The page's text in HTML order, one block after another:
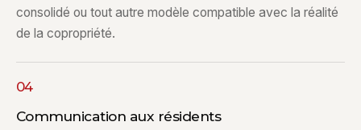
consolidé ou tout autre modèle compatible avec la réalité
de la copropriété.
04
Communication aux résidents